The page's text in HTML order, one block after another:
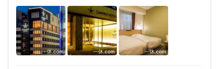
一休.com 一休.com 一休.com